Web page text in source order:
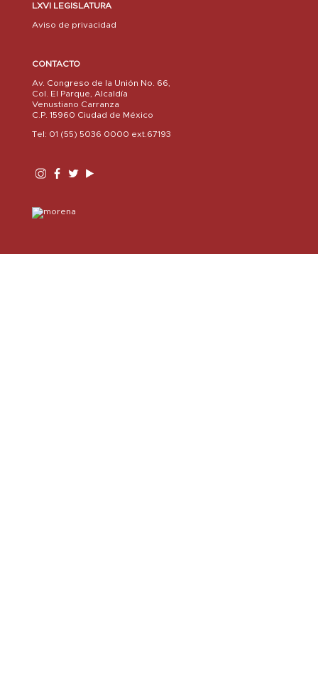
LXVI LEGISLATURA
Aviso de privacidad
CONTACTO
Av. Congreso de la Unión No. 66,
Col. El Parque, Alcaldía
Venustiano Carranza
C.P. 15960 Ciudad de México
Tel: 01 (55) 5036 0000 ext.67193